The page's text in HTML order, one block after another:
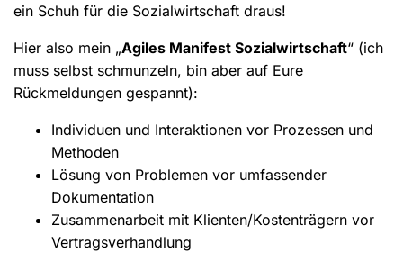
ein Schuh für die Sozialwirtschaft draus!
Hier also mein „Agiles Manifest Sozialwirtschaft“ (ich
muss selbst schmunzeln, bin aber auf Eure
Rückmeldungen gespannt):
Individuen und Interaktionen vor Prozessen und
Methoden
Lösung von Problemen vor umfassender
Dokumentation
Zusammenarbeit mit Klienten/Kostenträgern vor
Vertragsverhandlung